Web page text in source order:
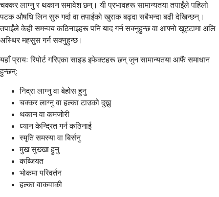
चक्कर लाग्नु र थकान समावेश छन्। यी प्रभावहरू सामान्यतया तपाईंले पहिलो
पटक औषधि लिन सुरु गर्दा वा तपाईंको खुराक बढ्दा सबैभन्दा बढी देखिन्छन्।
तपाईंले केही समन्वय कठिनाइहरू पनि याद गर्न सक्नुहुन्छ वा आफ्नो खुट्टामा अलि
अस्थिर महसुस गर्न सक्नुहुन्छ।
यहाँ प्रायः रिपोर्ट गरिएका साइड इफेक्टहरू छन् जुन सामान्यतया आफैं समाधान
हुन्छन्:
निद्रा लाग्नु वा बेहोस हुनु
चक्कर लाग्नु वा हल्का टाउको दुख्नु
थकान वा कमजोरी
ध्यान केन्द्रित गर्न कठिनाई
स्मृति समस्या वा बिर्सनु
मुख सुख्खा हुनु
कब्जियत
भोकमा परिवर्तन
हल्का वाकवाकी